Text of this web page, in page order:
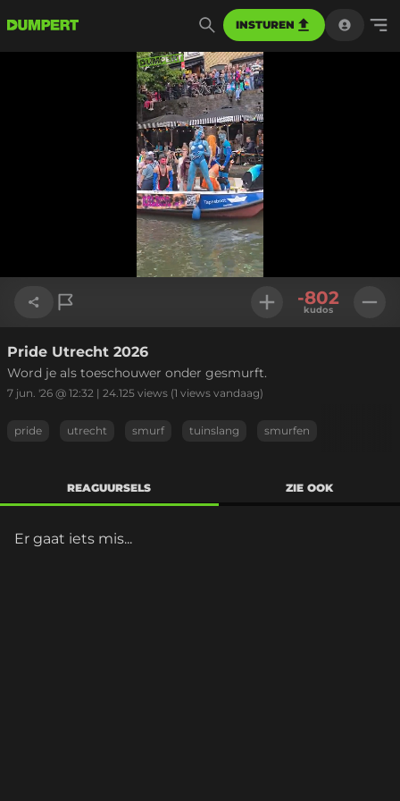
INSTUREN
Geladen
100.00%
Link kopiëren
-802
kudos
Pride Utrecht 2026
Word je als toeschouwer onder gesmurft.
7 jun. '26 @ 12:32 | 24.125 views (1 views vandaag)
pride utrecht smurf tuinslang smurfen
REAGUURSELS ZIE OOK
Er gaat iets mis...